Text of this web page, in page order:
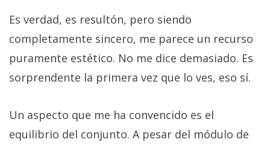
Es verdad, es resultón, pero siendo
completamente sincero, me parece un recurso
puramente estético. No me dice demasiado. Es
sorprendente la primera vez que lo ves, eso sí.
Un aspecto que me ha convencido es el
equilibrio del conjunto. A pesar del módulo de